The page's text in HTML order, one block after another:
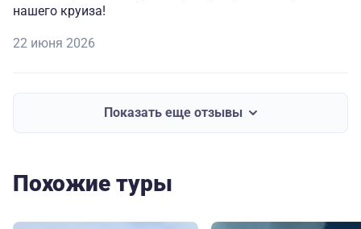
нашего круиза!
22 июня 2026
Показать еще отзывы
Похожие туры